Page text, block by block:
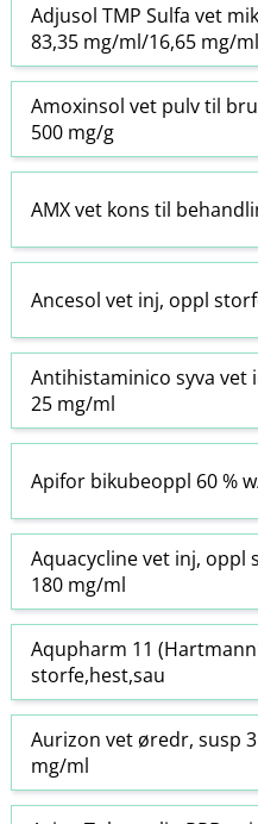
Adjusol TMP Sulfa vet
83,35 mg/ml/16,65 mg/ml
Amoxinsol vet pulv til
500 mg/g
AMX vet kons til
Ancesol vet inj, oppl
Antihistaminico syva vet
25 mg/ml
Apifor bikubeoppl 60 %
Aquacycline vet inj, oppl
180 mg/ml
Aqupharm 11
storfe,hest,sau
Aurizon vet øredr, susp
mg/ml